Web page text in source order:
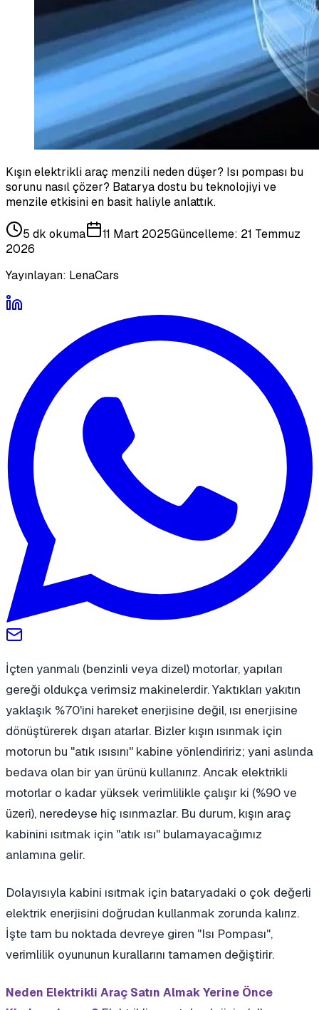
Kışın elektrikli araç menzili neden düşer? Isı pompası bu
sorunu nasıl çözer? Batarya dostu bu teknolojiyi ve
menzile etkisini en basit haliyle anlattık.
5 dk okuma 11 Mart 2025Güncelleme: 21 Temmuz
2026
Yayınlayan: LenaCars
İçten yanmalı (benzinli veya dizel) motorlar, yapıları
gereği oldukça verimsiz makinelerdir. Yaktıkları yakıtın
yaklaşık %70'ini hareket enerjisine değil, ısı enerjisine
dönüştürerek dışarı atarlar. Bizler kışın ısınmak için
motorun bu "atık ısısını" kabine yönlendiririz; yani aslında
bedava olan bir yan ürünü kullanırız. Ancak elektrikli
motorlar o kadar yüksek verimlilikle çalışır ki (%90 ve
üzeri), neredeyse hiç ısınmazlar. Bu durum, kışın araç
kabinini ısıtmak için "atık ısı" bulamayacağımız
anlamına gelir.
Dolayısıyla kabini ısıtmak için bataryadaki o çok değerli
elektrik enerjisini doğrudan kullanmak zorunda kalırız.
İşte tam bu noktada devreye giren "Isı Pompası",
verimlilik oyununun kurallarını tamamen değiştirir.
Neden Elektrikli Araç Satın Almak Yerine Önce